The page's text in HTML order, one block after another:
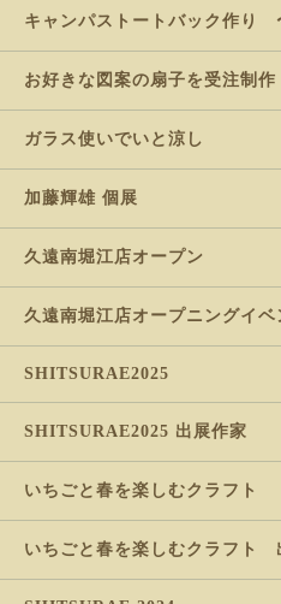
キャンパストートバック作り
お好きな図案の扇子を受注制
ガラス使いでいと涼し
加藤輝雄 個展
久遠南堀江店オープン
久遠南堀江店オープニングイベ
SHITSURAE2025
SHITSURAE2025 出展作家
いちごと春を楽しむクラフト
いちごと春を楽しむクラフト